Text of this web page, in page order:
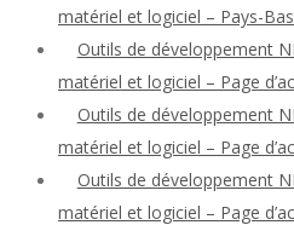
matériel et logiciel – Pays-Bas
Outils de développement
matériel et logiciel – Page
Outils de développement
matériel et logiciel – Page
Outils de développement
matériel et logiciel – Page